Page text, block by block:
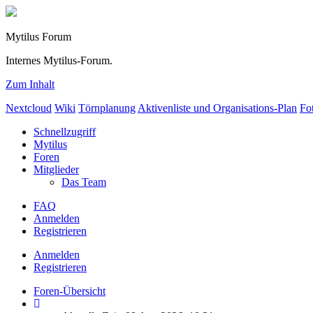
Mytilus Forum
Internes Mytilus-Forum.
Zum Inhalt
Nextcloud Wiki Törnplanung Aktivenliste und Organisations-Plan
Schnellzugriff
Mytilus
Foren
Mitglieder
Das Team
FAQ
Anmelden
Registrieren
Anmelden
Registrieren
Foren-Übersicht